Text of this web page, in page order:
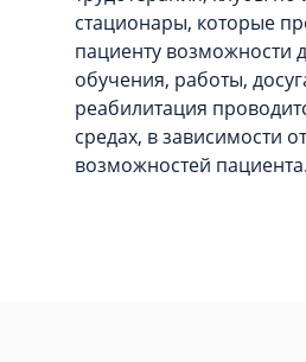
стационары, которые
пациенту возможности
обучения, работы,
реабилитация
средах, в зависимости
возможностей пациента.